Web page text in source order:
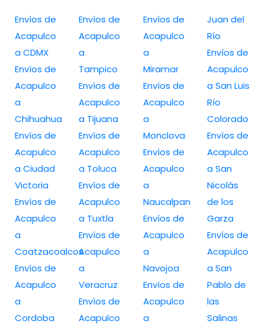
Envíos de
Acapulco
a CDMX
Envíos de
Acapulco
a
Chihuahua
Envíos de
Acapulco
a Ciudad
Victoria
Envíos de
Acapulco
a
Coatzacoalcos
Envíos de
Acapulco
a
Cordoba
Envíos de
Acapulco
a
Tampico
Envíos de
Acapulco
a Tijuana
Envíos de
Acapulco
a Toluca
Envíos de
Acapulco
a Tuxtla
Envíos de
Acapulco
a
Veracruz
Envíos de
Acapulco
Envíos de
Acapulco
a
Miramar
Envíos de
Acapulco
a
Monclova
Envíos de
Acapulco
a
Naucalpan
Envíos de
Acapulco
a
Navojoa
Envíos de
Acapulco
a
Juan del
Río
Envíos de
Acapulco
a San Luis
Río
Colorado
Envíos de
Acapulco
a San
Nicolás
de los
Garza
Envíos de
Acapulco
a San
Pablo de
las
Salinas